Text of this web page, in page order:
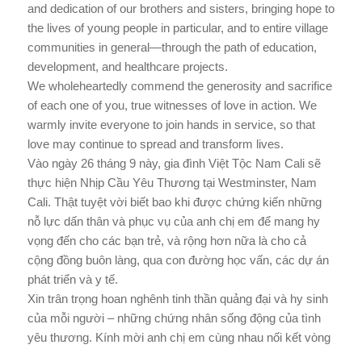
and dedication of our brothers and sisters, bringing hope to
the lives of young people in particular, and to entire village
communities in general—through the path of education,
development, and healthcare projects.
We wholeheartedly commend the generosity and sacrifice
of each one of you, true witnesses of love in action. We
warmly invite everyone to join hands in service, so that
love may continue to spread and transform lives.
Vào ngày 26 tháng 9 này, gia đình Việt Tộc Nam Cali sẽ
thực hiện Nhịp Cầu Yêu Thương tại Westminster, Nam
Cali. Thật tuyệt vời biết bao khi được chứng kiến những
nỗ lực dấn thân và phục vụ của anh chị em để mang hy
vọng đến cho các bạn trẻ, và rộng hơn nữa là cho cả
cộng đồng buôn làng, qua con đường học vấn, các dự án
phát triển và y tế.
Xin trân trọng hoan nghênh tinh thần quảng đại và hy sinh
của mỗi người – những chứng nhân sống động của tình
yêu thương. Kính mời anh chị em cùng nhau nối kết vòng